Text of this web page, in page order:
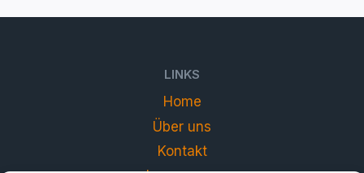
LINKS
Home
Über uns
Kontakt